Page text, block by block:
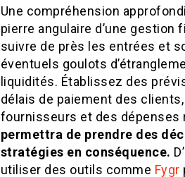
Une compréhension
pierre angulaire d’une
suivre de près les entrées et
éventuels goulots
liquidités. Établissez des
délais de paiement des
fournisseurs et des dépenses
permettra de prendre des
stratégies en conséquence.
utiliser des outils comme Fygr